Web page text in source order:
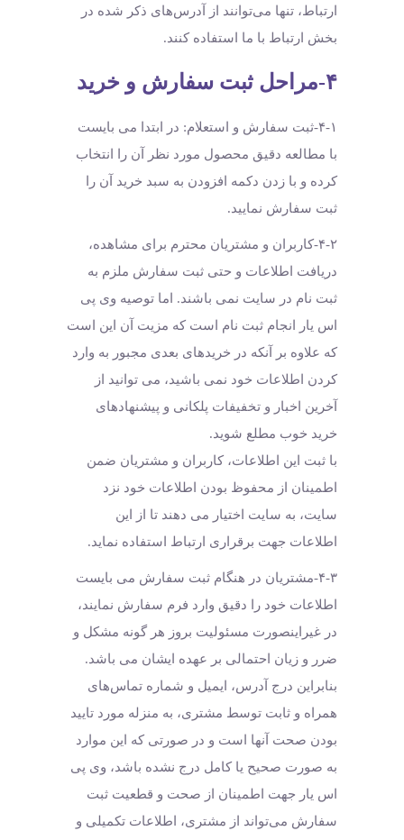
ارتباط، تنها می‏‌توانند از آدرس‌‏های ذکر شده در
بخش ارتباط با ما استفاده کنند.
۴-مراحل ثبت سفارش و خرید
۴-۱-ثبت سفارش و استعلام: در ابتدا می بایست
با مطالعه دقیق محصول مورد نظر آن را انتخاب
کرده و با زدن دکمه افزودن به سبد خرید آن را
ثبت سفارش نمایید.
۴-۲-کاربران و مشتریان محترم برای مشاهده،
دریافت اطلاعات و حتی ثبت سفارش ملزم به
ثبت نام در سایت نمی باشند. اما توصیه وی پی
اس یار انجام ثبت نام است که مزیت آن این است
که علاوه بر آنکه در خریدهای بعدی مجبور به وارد
کردن اطلاعات خود نمی باشید، می توانید از
آخرین اخبار و تخفیفات پلکانی و پیشنهادهای
خرید خوب مطلع شوید.
با ثبت این اطلاعات، کاربران و مشتریان ضمن
اطمینان از محفوظ بودن اطلاعات خود نزد
سایت، به سایت اختیار می دهند تا از این
اطلاعات جهت برقراری ارتباط استفاده نماید.
۴-۳-مشتریان در هنگام ثبت سفارش می بایست
اطلاعات خود را دقیق وارد فرم سفارش نمایند،
در غیراینصورت مسئولیت بروز هر گونه مشکل و
ضرر و زیان احتمالی بر عهده ایشان می باشد.
بنابراین درج آدرس، ایمیل و شماره تماس‌های
همراه و ثابت توسط مشتری، به منزله مورد تایید
بودن صحت آنها است و در صورتی که این موارد
به صورت صحیح یا کامل درج نشده باشد، وی پی
اس یار جهت اطمینان از صحت و قطعیت ثبت
سفارش می‌تواند از مشتری، اطلاعات تکمیلی و